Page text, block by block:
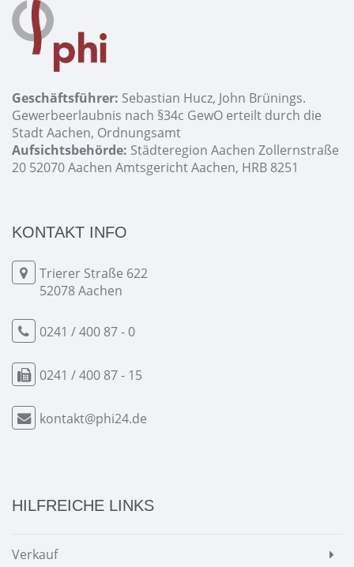
Geschäftsführer: Sebastian Hucz, John Brünings.
Gewerbeerlaubnis nach §34c GewO erteilt durch die
Stadt Aachen, Ordnungsamt
Aufsichtsbehörde: Städteregion Aachen Zollernstraße
20 52070 Aachen Amtsgericht Aachen, HRB 8251
KONTAKT INFO
Trierer Straße 622
52078 Aachen
0241 / 400 87 - 0
0241 / 400 87 - 15
kontakt@phi24.de
HILFREICHE LINKS
Verkauf